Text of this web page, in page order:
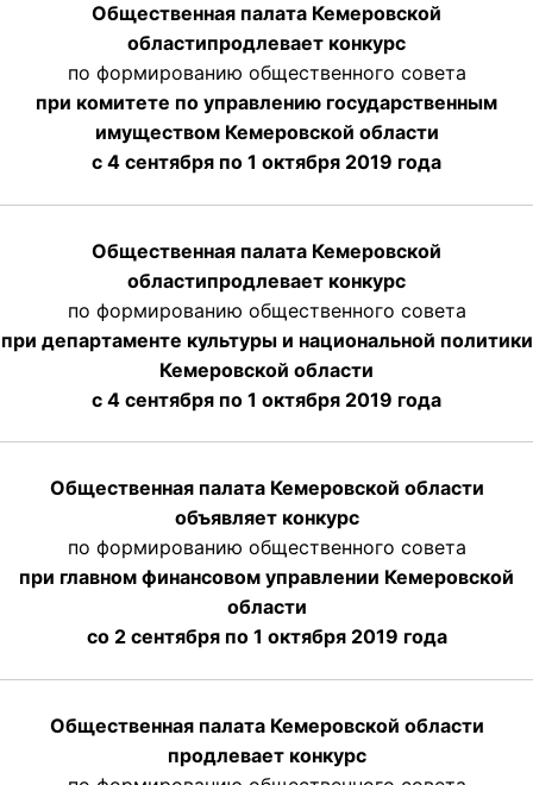
Общественная палата Кемеровской
областипродлевает конкурс
по формированию общественного совета
при комитете по управлению государственным
имуществом Кемеровской области
с 4 сентября по 1 октября 2019 года
Общественная палата Кемеровской
областипродлевает конкурс
по формированию общественного совета
при департаменте культуры и национальной политики
Кемеровской области
с 4 сентября по 1 октября 2019 года
Общественная палата Кемеровской области
объявляет конкурс
по формированию общественного совета
при главном финансовом управлении Кемеровской
области
со 2 сентября по 1 октября 2019 года
Общественная палата Кемеровской области
продлевает конкурс